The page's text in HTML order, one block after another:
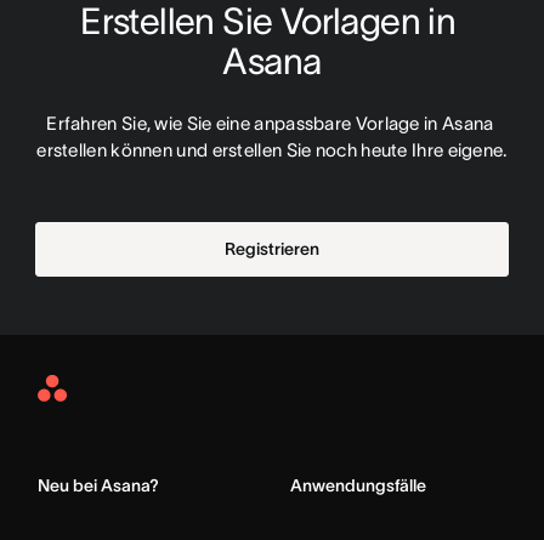
Erstellen Sie Vorlagen in
Asana
Erfahren Sie, wie Sie eine anpassbare Vorlage in Asana
erstellen können und erstellen Sie noch heute Ihre eigene.
Registrieren
Asana
Neu bei Asana? Anwendungsfälle